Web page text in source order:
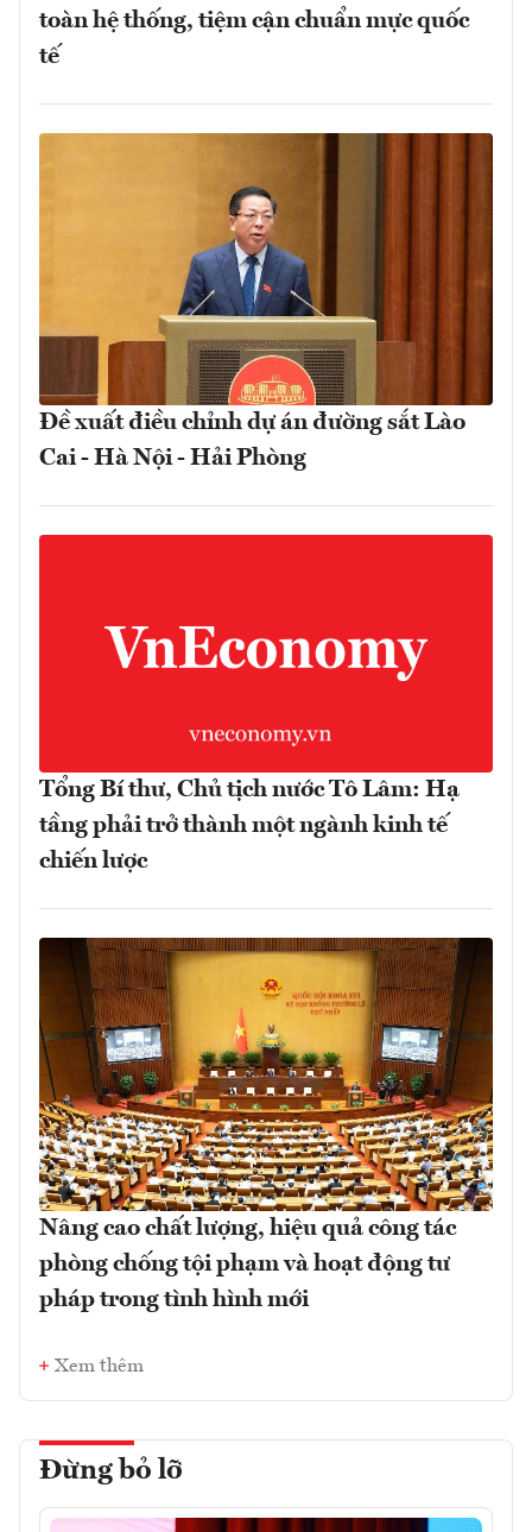
toàn hệ thống, tiệm cận chuẩn mực quốc
tế
Đề xuất điều chỉnh dự án đường sắt Lào
Cai - Hà Nội - Hải Phòng
Tổng Bí thư, Chủ tịch nước Tô Lâm: Hạ
tầng phải trở thành một ngành kinh tế
chiến lược
Nâng cao chất lượng, hiệu quả công tác
phòng chống tội phạm và hoạt động tư
pháp trong tình hình mới
Xem thêm
Đừng bỏ lỡ